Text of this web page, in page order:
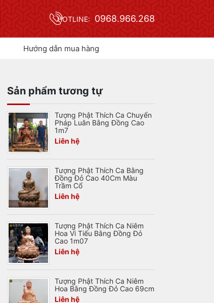
HOTLINE: 0968.966.268
Hướng dẫn mua hàng
Sản phẩm tương tự
Tượng Phật Thích Ca Chuyển
Pháp Luân Bằng Đồng Cao
1m7
Liên hệ
Tượng Phật Thích Ca Bằng
Đồng Đỏ Cao 40Cm Màu
Trầm Cổ
Liên hệ
Tượng Phật Thích Ca Niêm
Hoa Vi Tiếu Bằng Đồng Đỏ
Cao 1m07
Liên hệ
Tượng Phật Thích Ca Niêm
Hoa Bằng Đồng Đỏ Cao 69cm
Liên hệ